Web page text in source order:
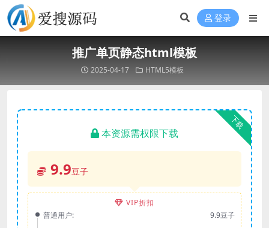
登录
推广单页静态html模板
2025-04-17 HTML5模板
下载
本资源需权限下载
9.9豆子
VIP折扣
普通用户:
9.9豆子